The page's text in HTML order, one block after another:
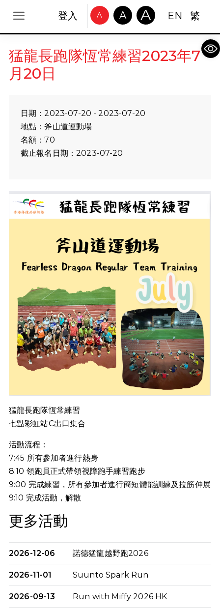
登入 A A A EN 繁
猛龍長跑隊恆常練習2023年7
月20日
日期：2023-07-20 - 2023-07-20
地點：斧山道運動場
名額：70
截止報名日期：2023-07-20
猛龍長跑隊恆常練習
七點彩虹站C出口集合
活動流程：
7:45 所有參加者進行熱身
8:10 領跑員正式帶領視障跑手練習跑步
9:00 完成練習，所有參加者進行簡短體能訓練及拉筋伸展
9:10 完成活動，解散
更多活動
2026-12-06 諾德猛龍越野跑2026
2026-11-01 Suunto Spark Run
2026-09-13 Run with Miffy 2026 HK